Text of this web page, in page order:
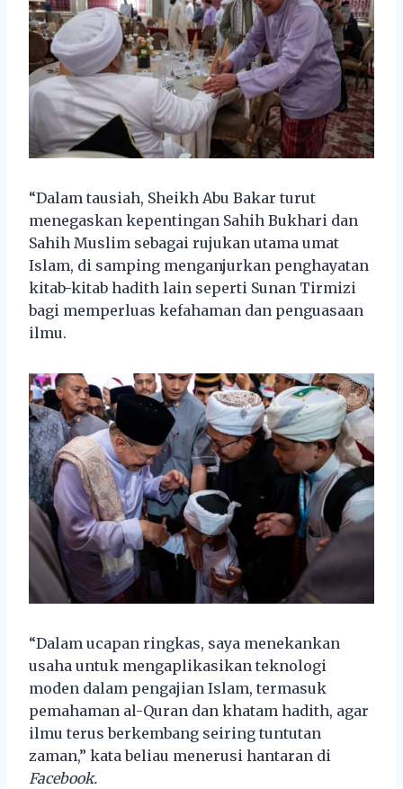
“Dalam tausiah, Sheikh Abu Bakar turut
menegaskan kepentingan Sahih Bukhari dan
Sahih Muslim sebagai rujukan utama umat
Islam, di samping menganjurkan penghayatan
kitab-kitab hadith lain seperti Sunan Tirmizi
bagi memperluas kefahaman dan penguasaan
ilmu.
“Dalam ucapan ringkas, saya menekankan
usaha untuk mengaplikasikan teknologi
moden dalam pengajian Islam, termasuk
pemahaman al-Quran dan khatam hadith, agar
ilmu terus berkembang seiring tuntutan
zaman,” kata beliau menerusi hantaran di
Facebook.